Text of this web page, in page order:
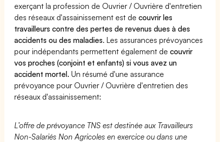
exerçant la profession de Ouvrier / Ouvrière d'entretien
des réseaux d'assainissement est decouvrir les
travailleurs contre des pertes de revenus dues à des
accidents ou des maladies. Les assurances prévoyances
pour indépendants permettent également decouvrir
vos proches (conjoint et enfants) si vous avez un
accident mortel. Un résumé d'une assurance
prévoyance pour Ouvrier / Ouvrière d'entretien des
réseaux d'assainissement:
L’offre de prévoyance TNS est destinée aux Travailleurs
Non-Salariés Non Agricoles en exercice ou dans une